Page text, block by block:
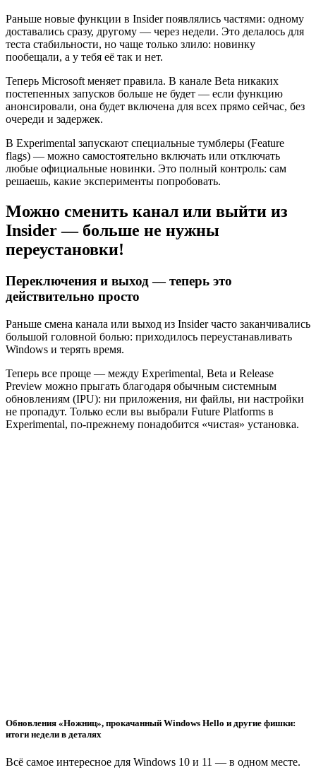
Раньше новые функции в Insider появлялись частями: одному
доставались сразу, другому — через недели. Это делалось для
теста стабильности, но чаще только злило: новинку
пообещали, а у тебя её так и нет.
Теперь Microsoft меняет правила. В канале Beta никаких
постепенных запусков больше не будет — если функцию
анонсировали, она будет включена для всех прямо сейчас, без
очереди и задержек.
В Experimental запускают специальные тумблеры (Feature
flags) — можно самостоятельно включать или отключать
любые официальные новинки. Это полный контроль: сам
решаешь, какие эксперименты попробовать.
Можно сменить канал или выйти из
Insider — больше не нужны
переустановки!
Переключения и выход — теперь это
действительно просто
Раньше смена канала или выход из Insider часто заканчивались
большой головной болью: приходилось переустанавливать
Windows и терять время.
Теперь все проще — между Experimental, Beta и Release
Preview можно прыгать благодаря обычным системным
обновлениям (IPU): ни приложения, ни файлы, ни настройки
не пропадут. Только если вы выбрали Future Platforms в
Experimental, по-прежнему понадобится «чистая» установка.
Обновления «Ножниц», прокачанный Windows Hello и другие фишки:
итоги недели в деталях
Всё самое интересное для Windows 10 и 11 — в одном месте.